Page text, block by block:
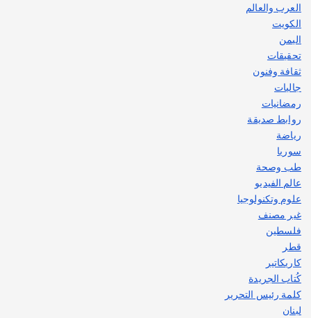
العرب والعالم
الكويت
اليمن
تحقيقات
ثقافة وفنون
جاليات
رمضانيات
روابط صديقة
رياضة
سوريا
طب وصحة
عالم الفيديو
علوم وتكنولوجيا
غير مصنف
فلسطين
قطر
كاريكاتير
كُتاب الجريدة
كلمة رئيس التحرير
لبنان